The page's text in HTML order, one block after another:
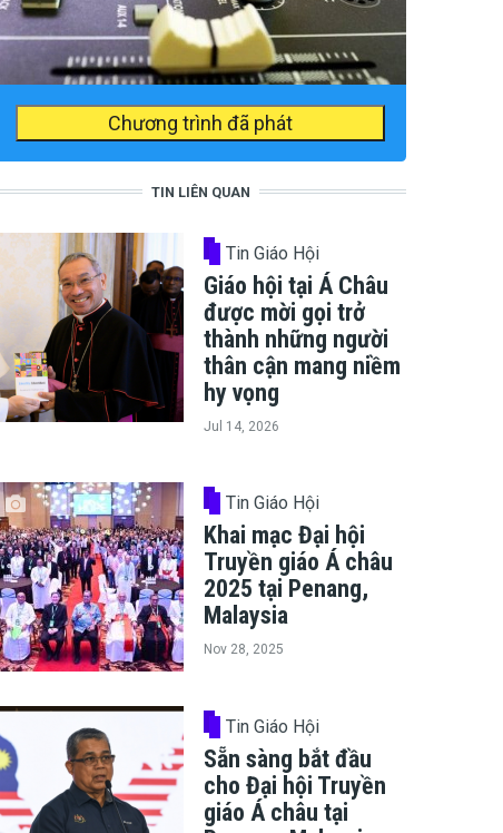
Chương trình đã phát
TIN LIÊN QUAN
Tin Giáo Hội
Giáo hội tại Á Châu
được mời gọi trở
thành những người
thân cận mang niềm
hy vọng
Jul 14, 2026
Tin Giáo Hội
Khai mạc Đại hội
Truyền giáo Á châu
2025 tại Penang,
Malaysia
Nov 28, 2025
Tin Giáo Hội
Sẵn sàng bắt đầu
cho Đại hội Truyền
giáo Á châu tại